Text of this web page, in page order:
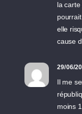
la
elle
cause
29/06/
Il me
moins